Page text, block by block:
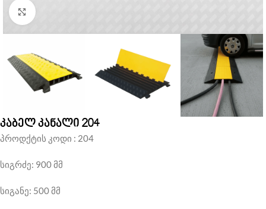
Click to enlarge
კაბელ კანალი 204
პროდქტის კოდი : 204
სიგრძე: 900 მმ
სიგანე: 500 მმ